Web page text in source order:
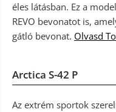
éles látásban. Ez a
REVO bevonatot is,
gátló bevonat. Olvasd
Arctica S-42 P
Az extrém sportok